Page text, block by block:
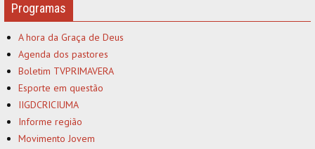
Programas
A hora da Graça de Deus
Agenda dos pastores
Boletim TVPRIMAVERA
Esporte em questão
IIGDCRICIUMA
Informe região
Movimento Jovem